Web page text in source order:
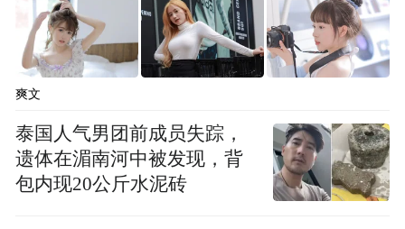
爽文
泰国人气男团前成员失踪，
遗体在湄南河中被发现，背
包内现20公斤水泥砖